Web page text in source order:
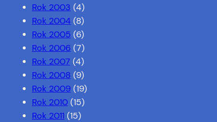
Rok 2003 (4)
Rok 2004(8)
Rok 2005 (6)
Rok 2006 (7)
Rok 2007 (4)
Rok 2008 (9)
Rok 2009(19)
Rok 2010(15)
Rok 2011 (15)